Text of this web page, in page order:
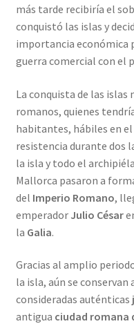
más tarde recibiría el
conquistó las islas y
importancia económica
guerra comercial con el
La conquista de las
romanos, quienes
habitantes, hábiles en
resistencia durante dos
la isla y todo el
Mallorca pasaron a
del Imperio Romano,
emperador Julio César
la Galia.
Gracias al amplio
la isla, aún se
consideradas auténticas
antigua ciudad romana